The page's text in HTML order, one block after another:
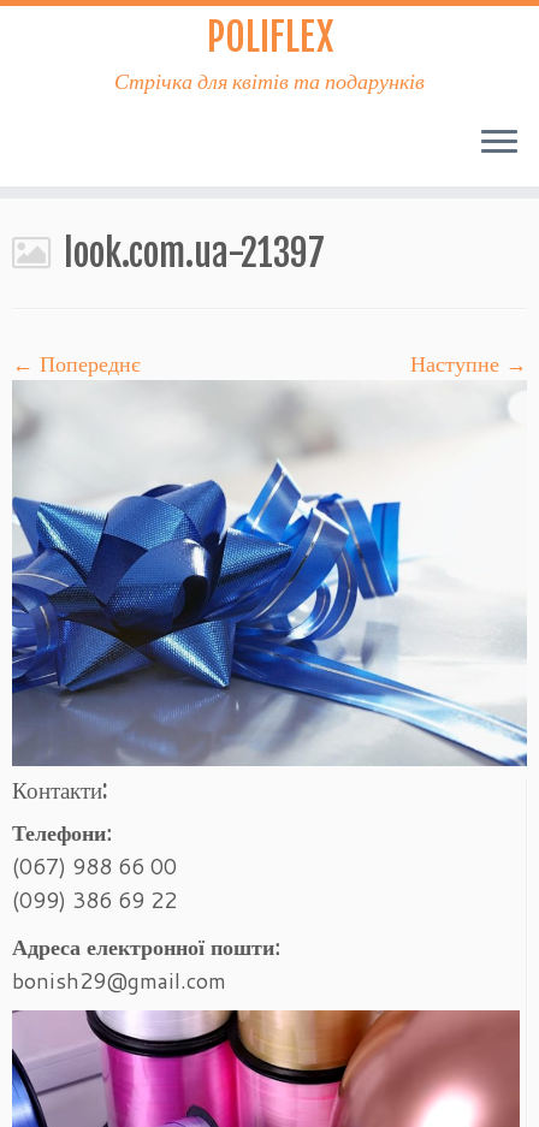
POLIFLEX
Стрічка для квітів та подарунків
look.com.ua-21397
← Попереднє Наступне →
Контакти:
Телефони:
(067) 988 66 00
(099) 386 69 22
Адреса електронної пошти:
bonish29@gmail.com